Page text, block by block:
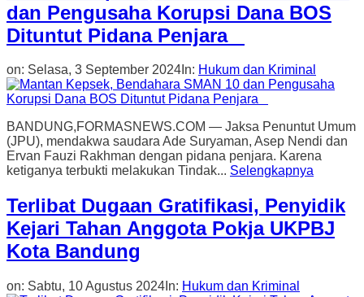
dan Pengusaha Korupsi Dana BOS
Dituntut Pidana Penjara
on: Selasa, 3 September 2024 In: Hukum dan Kriminal
BANDUNG,FORMASNEWS.COM — Jaksa Penuntut Umum
(JPU), mendakwa saudara Ade Suryaman, Asep Nendi dan
Ervan Fauzi Rakhman dengan pidana penjara. Karena
ketiganya terbukti melakukan Tindak... Selengkapnya
Terlibat Dugaan Gratifikasi, Penyidik
Kejari Tahan Anggota Pokja UKPBJ
Kota Bandung
on: Sabtu, 10 Agustus 2024 In: Hukum dan Kriminal